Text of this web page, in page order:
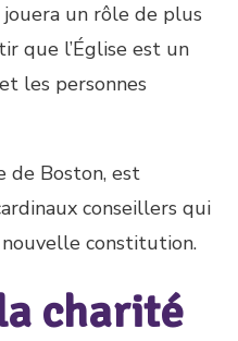
un rôle de plus
que l’Église est un
les personnes
de Boston, est
conseillers qui
constitution.
charité